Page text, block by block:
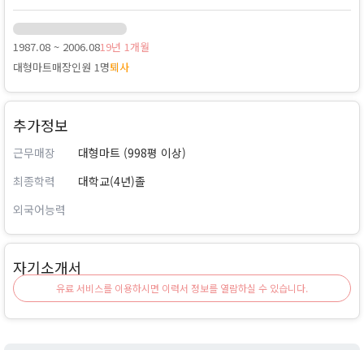
1987.08 ~ 2006.0819년 1개월
대형마트매장인원 1명퇴사
추가정보
근무매장
대형마트 (998평 이상)
최종학력
대학교(4년)졸
외국어능력
자기소개서
유료 서비스를 이용하시면 이력서 정보를 열람하실 수 있습니다.